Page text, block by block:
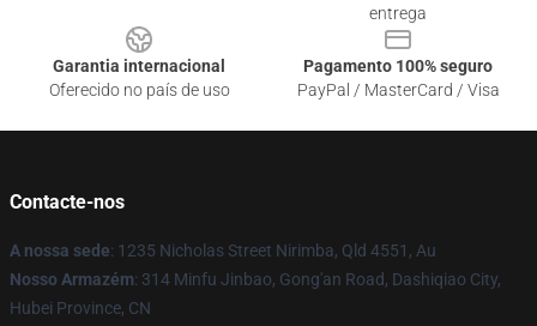
entrega
Garantia internacional
Oferecido no país de uso
Pagamento 100% seguro
PayPal / MasterCard / Visa
Contacte-nos
A nossa sede: 1235 Nicholas Street Nirimba, Qld 4551, Au
Nosso Armazém: 314 Minfu Jinbao, Gong'an Road, Dashiqiao City,
Hubei Province, CN